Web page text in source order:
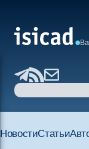
НовостиСтатьи